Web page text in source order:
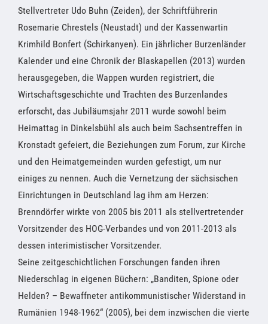
Stellvertreter Udo Buhn (Zeiden), der Schriftführerin
Rosemarie Chrestels (Neustadt) und der Kassenwartin
Krimhild Bonfert (Schirkanyen). Ein jährlicher Burzenländer
Kalender und eine Chronik der Blaskapellen (2013) wurden
herausgegeben, die Wappen wurden registriert, die
Wirtschaftsgeschichte und Trachten des Burzenlandes
erforscht, das Jubiläumsjahr 2011 wurde sowohl beim
Heimattag in Dinkelsbühl als auch beim Sachsentreffen in
Kronstadt gefeiert, die Beziehungen zum Forum, zur Kirche
und den Heimatgemeinden wurden gefestigt, um nur
einiges zu nennen. Auch die Vernetzung der sächsischen
Einrichtungen in Deutschland lag ihm am Herzen:
Brenndörfer wirkte von 2005 bis 2011 als stellvertretender
Vorsitzender des HOG-Verbandes und von 2011-2013 als
dessen interimistischer Vorsitzender.
Seine zeitgeschichtlichen Forschungen fanden ihren
Niederschlag in eigenen Büchern: „Banditen, Spione oder
Helden? – Bewaffneter antikommunistischer Widerstand in
Rumänien 1948-1962“ (2005), bei dem inzwischen die vierte